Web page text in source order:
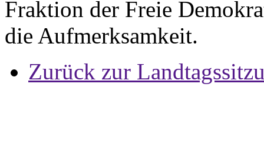
Fraktion der Freie
die Aufmerksamkeit.
Zurück zur